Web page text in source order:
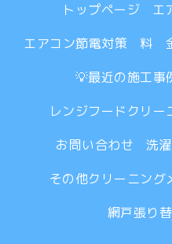
トップページ
エ
エアコン節電対策
料
💡最近の施工事
レンジフードクリー
お問い合わせ
洗
その他クリーニング
網戸張り